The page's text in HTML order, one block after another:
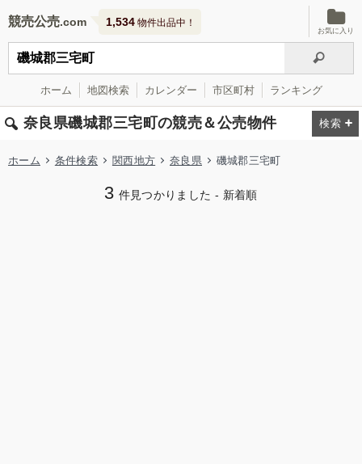
競売公売 1,534 物件出品中！
お気に入り
ホーム 地図検索 カレンダー 市区町村 ランキング
奈良県磯城郡三宅町の競売＆公売物件
ホーム 条件検索 関西地方 奈良県 磯城郡三宅町
3 件見つかりました - 新着順